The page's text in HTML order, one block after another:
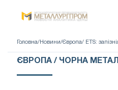
Головна/ Новини/Європа/ ETS:
ЄВРОПА / ЧОРНА